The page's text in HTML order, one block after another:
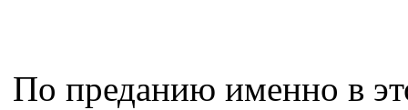
По преданию именно в